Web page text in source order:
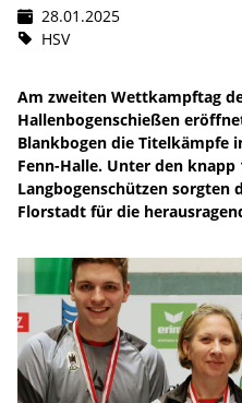
28.01.2025
HSV
Am zweiten Wettkampftag
Hallenbogenschießen
Blankbogen die Titelkämpfe
Fenn-Halle. Unter den knapp
Langbogenschützen sorgten
Florstadt für die